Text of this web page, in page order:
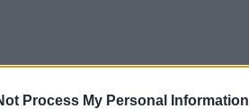
Process My Personal Information